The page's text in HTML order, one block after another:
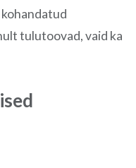
tulutoovad, vaid ka